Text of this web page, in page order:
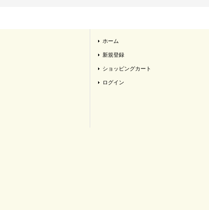
ホーム
新規登録
ショッピングカート
ログイン